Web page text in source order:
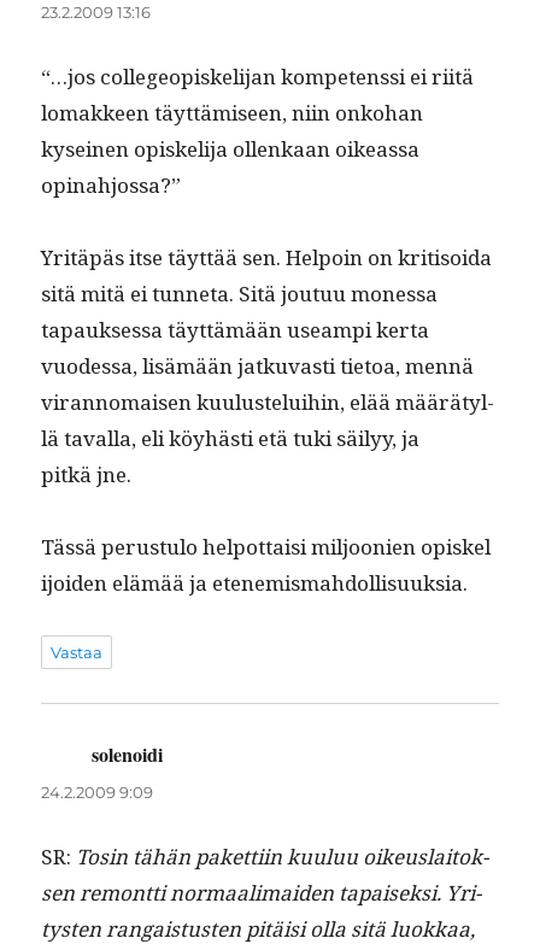
23.2.2009 13:16
“…jos col­le­geopiske­li­jan kom­pe­tenssi ei riitä
lomak­keen täyt­tämiseen, niin onko­han
kyseinen opiske­li­ja ollenkaan oike­as­sa
opinahjossa?”
Yritäpäs itse täyt­tää sen. Helpoin on kri­ti­soi­da
sitä mitä ei tun­neta. Sitä joutuu mon­es­sa
tapauk­ses­sa täyt­tämään use­ampi ker­ta
vuodessa, lisämään jatku­vasti tietoa, men­nä
viran­no­maisen kuu­lus­telui­hin, elää määrätyl­
lä taval­la, eli köy­hästi etä tuki säi­lyy, ja
pitkä jne.
Tässä perus­tu­lo helpot­taisi miljoonien opiske­l
i­joiden elämää ja etenemismahdollisuuksia.
Vastaa
solenoidi
24.2.2009 9:09
SR: Tosin tähän paket­ti­in kuu­luu oikeuslaitok­
sen remont­ti nor­maal­i­maid­en tapaisek­si. Yri­
tys­ten ran­gais­tusten pitäisi olla sitä luokkaa,